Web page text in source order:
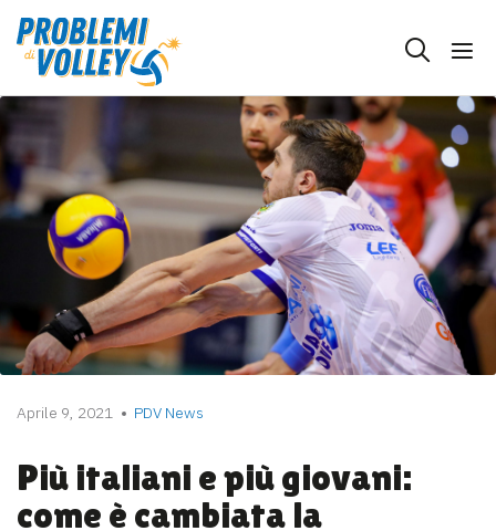
Aprile 9, 2021 PDV News
Più italiani e più giovani:
come è cambiata la